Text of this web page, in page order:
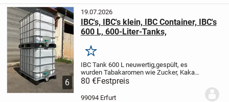
6
19.07.2026
IBC's, IBC's klein, IBC Container, IBC's
600 L, 600-Liter-Tanks,
Merken
IBC Tank 600 L neuwertig,gespült, es
wurden Tabakaromen wie Zucker, Kakao,
Lakritz und Fruchtextrakte eingelagert,
Abmaß : 0,80 x 1,20 x 1,00 m (LxBxH)
Inhalt : 600 Liter/Preis pro Stück
80 €Festpreis
99094 Erfurt